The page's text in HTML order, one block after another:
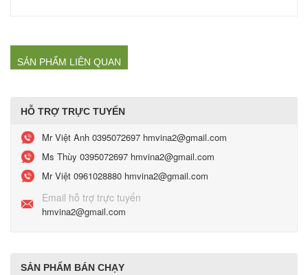
SẢN PHẨM LIÊN QUAN
HỖ TRỢ TRỰC TUYẾN
Mr Việt Anh 0395072697 hmvina2@gmail.com
Ms Thùy 0395072697 hmvina2@gmail.com
Mr Việt 0961028880 hmvina2@gmail.com
Email hỗ trợ trực tuyến
hmvina2@gmail.com
SẢN PHẨM BÁN CHẠY